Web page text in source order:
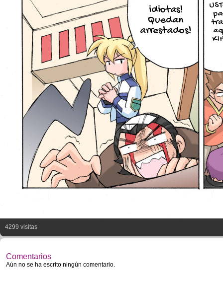
idiotas!
Quedan
arrestados!
4299 visitas
Comentarios
Aún no se ha escrito ningún comentario.